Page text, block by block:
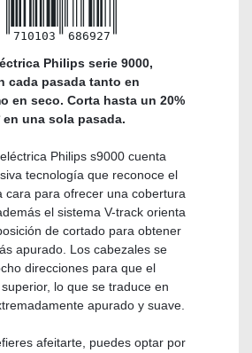
710103 686927
Philips serie 9000,
cada pasada tanto en
en seco. Corta hasta un 20%
en una sola pasada.
Philips s9000 cuenta
tecnología que reconoce el
cara para ofrecer una cobertura
el sistema V-track orienta
de cortado para obtener
apurado. Los cabezales se
direcciones para que el
lo que se traduce en
apurado y suave.
afeitarte, puedes optar por